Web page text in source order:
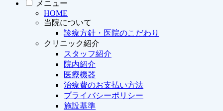
メニュー
HOME
当院について
診療方針・医院のこだわり
クリニック紹介
スタッフ紹介
院内紹介
医療機器
治療費のお支払い方法
プライバシーポリシー
施設基準